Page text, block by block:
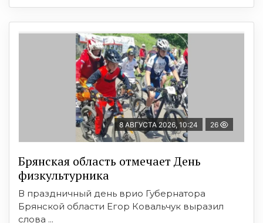
8 АВГУСТА 2026, 10:24 26
Брянская область отмечает День
физкультурника
В праздничный день врио Губернатора
Брянской области Егор Ковальчук выразил
слова ...